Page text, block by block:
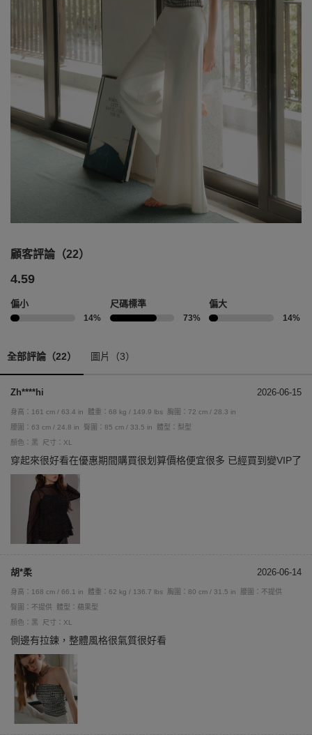
顧客評論（22）
4.59
偏小
14%
尺碼標準
73%
偏大
14%
全部評論（22） 圖片（3）
Zh****hi 2026-06-15
身高：161 cm / 63.4 in 體重：68 kg / 149.9 lbs
胸圍：72 cm / 28.3 in
腰圍：63 cm / 24.8 in
臀圍：85 cm / 33.5 in
體型：梨型
顏色：黑
尺寸：XL
穿起來很好看在優惠期間購買很划算價格便宜很多 已經買到變VIP了
胡*柔 2026-06-14
身高：168 cm / 66.1 in 體重：62 kg / 136.7 lbs 胸圍：80 cm / 31.5 in
腰圍：不提供
臀圍：不提供
體型：蘋果型
顏色：黑
尺寸：XL
側邊有拉鍊，整體風格很氣質很好看